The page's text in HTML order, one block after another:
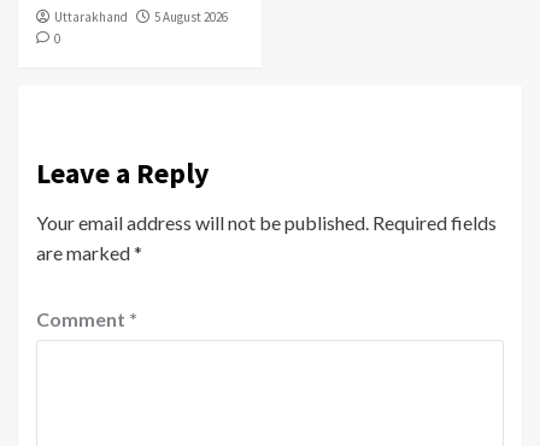
Uttarakhand
5 August 2026
0
Leave a Reply
Your email address will not be published. Required fields
are marked*
Comment *